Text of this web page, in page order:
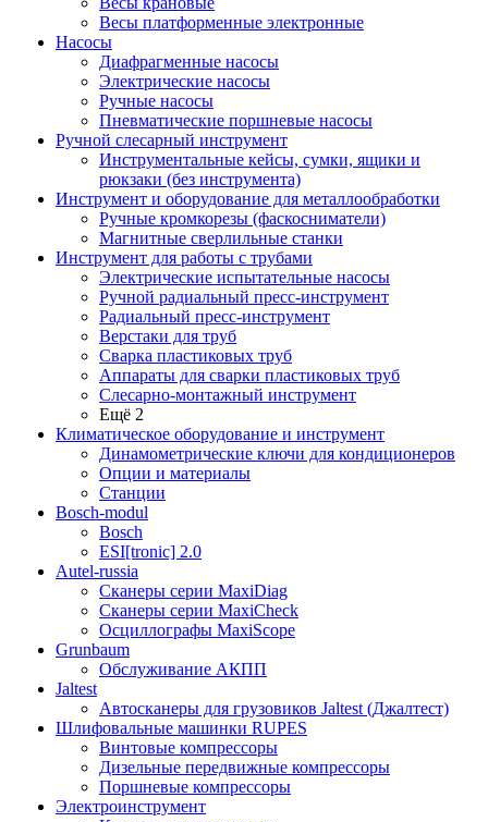
Весы платформенные электронные
Насосы
Диафрагменные насосы
Электрические насосы
Ручные насосы
Пневматические поршневые насосы
Ручной слесарный инструмент
Инструментальные кейсы, сумки, ящики и
рюкзаки (без инструмента)
Инструмент и оборудование для металлообработки
Ручные кромкорезы (фаскосниматели)
Магнитные сверлильные станки
Инструмент для работы с трубами
Электрические испытательные насосы
Ручной радиальный пресс-инструмент
Радиальный пресс-инструмент
Верстаки для труб
Сварка пластиковых труб
Аппараты для сварки пластиковых труб
Слесарно-монтажный инструмент
Ещё 2
Климатическое оборудование и инструмент
Динамометрические ключи для кондиционеров
Опции и материалы
Станции
Bosch-modul
Bosch
ESI[tronic] 2.0
Autel-russia
Сканеры серии MaxiDiag
Сканеры серии MaxiCheck
Осциллографы MaxiScope
Grunbaum
Обслуживание АКПП
Jaltest
Автосканеры для грузовиков Jaltest (Джалтест)
Шлифовальные машинки RUPES
Винтовые компрессоры
Дизельные передвижные компрессоры
Поршневые компрессоры
Электроинструмент